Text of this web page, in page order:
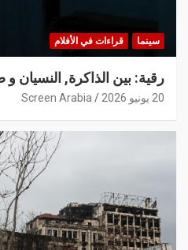
سينما قراءات في الأفلام
رقية: بين الذاكرة, النسيان
20 يونيو 2026 Screen Arabia